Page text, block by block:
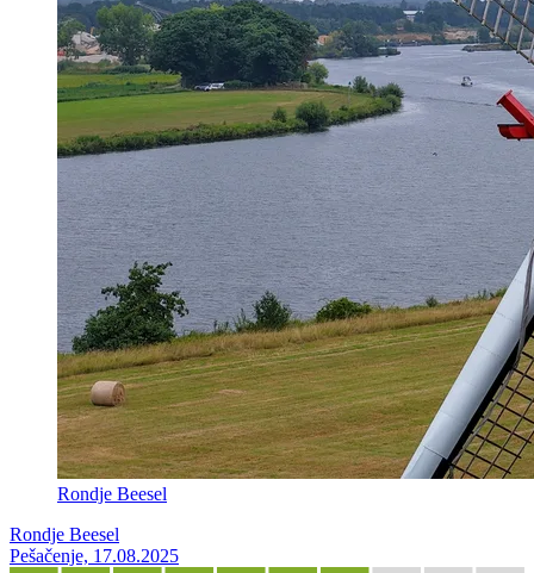
Rondje Beesel
Rondje Beesel
Pešačenje, 17.08.2025